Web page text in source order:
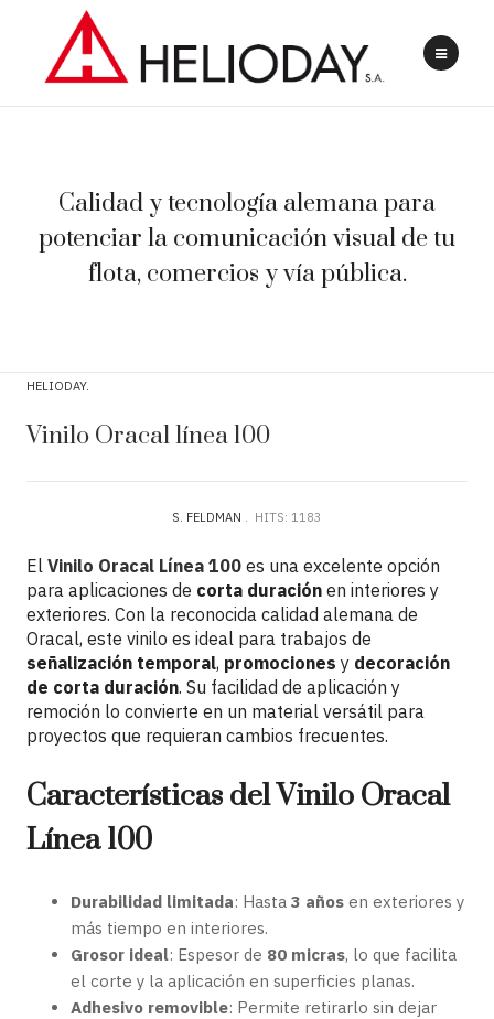
Calidad y tecnología alemana para
potenciar la comunicación visual de tu
flota, comercios y vía pública.
HELIODAY
Vinilo Oracal línea 100
S. FELDMAN HITS: 1183
El Vinilo Oracal Línea 100 es una excelente opción
para aplicaciones de corta duración en interiores y
exteriores. Con la reconocida calidad alemana de
Oracal, este vinilo es ideal para trabajos de
señalización temporal, promociones y decoración
de corta duración. Su facilidad de aplicación y
remoción lo convierte en un material versátil para
proyectos que requieran cambios frecuentes.
Características del Vinilo Oracal
Línea 100
Durabilidad limitada: Hasta 3 años en exteriores y
más tiempo en interiores.
Grosor ideal: Espesor de 80 micras, lo que facilita
el corte y la aplicación en superficies planas.
Adhesivo removible: Permite retirarlo sin dejar